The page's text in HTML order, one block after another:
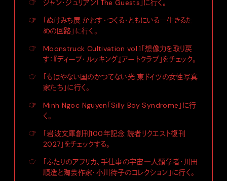
☞
ジャン・ジュリアン「The Guests」に行く。
☞
「ぬけみち展 かわす・つくる・ともにいる―生きるた
めの回路」に行く。
☞
Moonstruck Cultivation vol.1「想像力を取り戻
す：『ディープ・ルッキング』アートクラブ」をチェック。
☞
「もはやない国のかつてない光 東ドイツの女性写真
家たち」に行く。
☞
Minh Ngoc Nguyen「Silly Boy Syndrome」に行
く。
☞
「岩波文庫創刊100年記念 読者リクエスト復刊
2027」をチェックする。
☞
「ふたりのアフリカ、手仕事の宇宙―人類学者・川田
順造と陶芸作家・小川待子のコレクション」に行く。